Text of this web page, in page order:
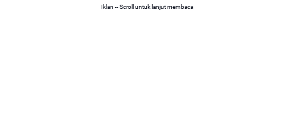
Iklan -- Scroll untuk lanjut membaca